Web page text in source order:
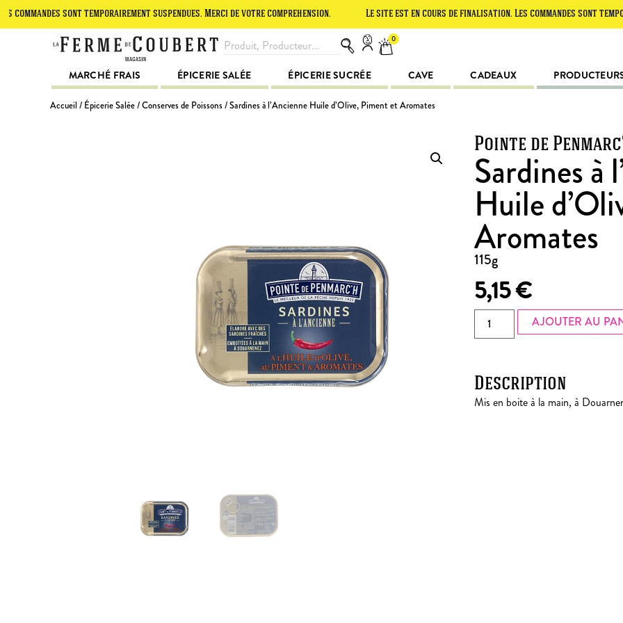
sont temporairement suspendues. Merci de votre compréhension. Le site est en cours de finalisation. Les commandes sont
0
MARCHÉ FRAIS ÉPICERIE SALÉE ÉPICERIE SUCRÉE CAVE CADEAUX
Accueil / Épicerie Salée/Conserves de Poissons/ Sardines à l’Ancienne Huile d’Olive, Piment et Aromates
Pointe de
Sardines à
Huile
Aromates
115g
5,15€
AJOUTER AU
Description
Mis en boite à la main, à